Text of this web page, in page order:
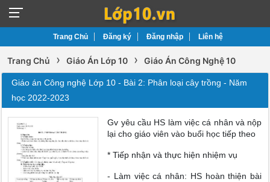
Trang Chủ Đăng ký Đăng nhập Liên hệ
Trang Chủ › Giáo Án Lớp 10 › Giáo Án Công Nghệ 10
Giáo án Công nghệ Lớp 10 - Bài 2: Phân loại cây trồng - Năm
học 2022-2023
Gv yêu cầu HS làm việc cá nhân và nộp
lại cho giáo viên vào buổi học tiếp theo
* Tiếp nhận và thực hiện nhiệm vụ
- Làm việc cá nhân: HS hoàn thiện bài